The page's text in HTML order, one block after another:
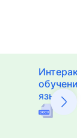
языка и